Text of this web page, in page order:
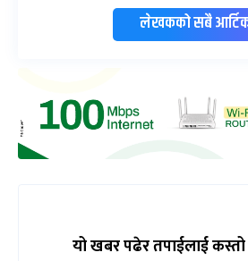
लेखकको सबै
यो खबर पढेर तपाईलाई